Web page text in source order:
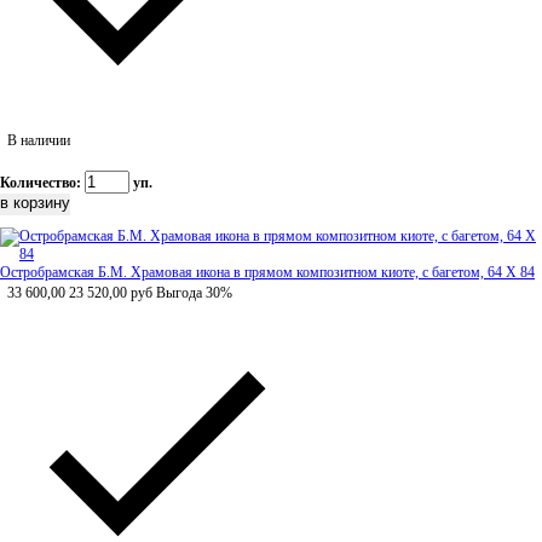
В наличии
Количество: уп.
Остробрамская Б.М. Храмовая икона в прямом композитном киоте, с багетом, 64 Х 84
33 600,00 23 520,00 руб Выгода 30%